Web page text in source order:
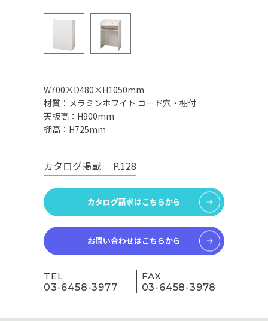
W700×D480×H1050mm
材質：メラミンホワイト コード穴・棚付
天板高：H900mm
棚高：H725mm
カタログ掲載 P.128
カタログ請求はこちらから
お問い合わせはこちらから
TEL
03-6458-3977
FAX
03-6458-3978